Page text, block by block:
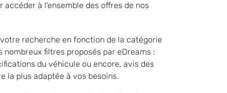
à l'ensemble des offres de nos
recherche en fonction de la catégorie
filtres proposés par eDreams :
du véhicule ou encore, avis des
la plus adaptée à vos besoins.